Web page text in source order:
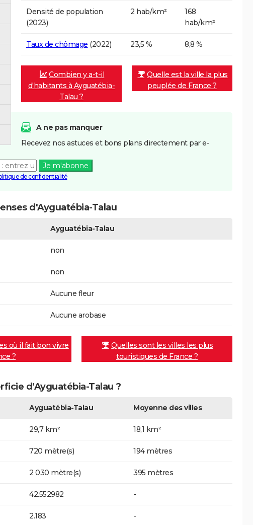
Densité de population
(2023)
2 hab/km²
168
hab/km²
Taux de chômage (2022) 23,5 % 8,8 %
Combien y a-t-il
d'habitants à Ayguatébia-
Talau ?
Quelle est la ville la plus
peuplée de France ?
A ne pas manquer
Recevez nos astuces et bons plans directement par e-
Je m'abonne
de confidentialité
d'Ayguatébia-Talau
Ayguatébia-Talau
non
non
Aucune fleur
Aucune arobase
où il fait bon vivre
?
Quelles sont les villes les plus
touristiques de France ?
d'Ayguatébia-Talau ?
Ayguatébia-Talau Moyenne des villes
29,7 km² 18,1 km²
720 mètre(s) 194 mètres
2 030 mètre(s) 395 mètres
42.552982 -
2.183 -